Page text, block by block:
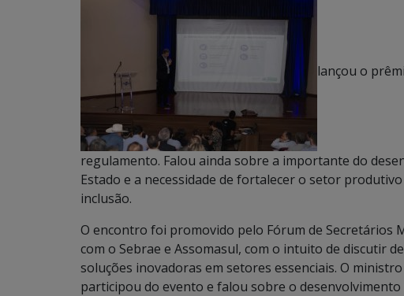
lançou o
regulamento. Falou ainda sobre a importante do
Estado e a necessidade de fortalecer o setor
inclusão.
O encontro foi promovido pelo Fórum de Secretários
com o Sebrae e Assomasul, com o intuito de discutir
soluções inovadoras em setores essenciais. O
participou do evento e falou sobre o